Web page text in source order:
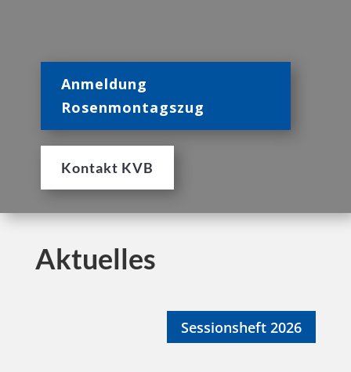
Anmeldung
Rosenmontagszug
Kontakt KVB
Aktuelles
Sessionsheft 2026